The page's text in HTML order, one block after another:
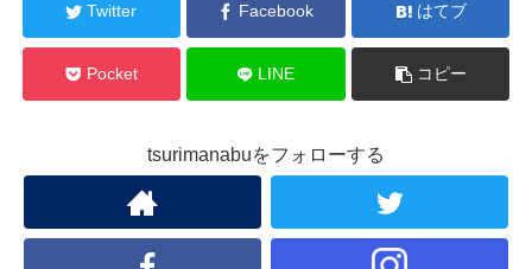
Twitter Facebook はてブ
Pocket LINE コピー
tsurimanabuをフォローする